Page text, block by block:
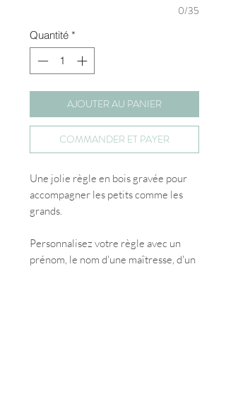
0/35
Quantité *
AJOUTER AU PANIER
COMMANDER ET PAYER
Une jolie règle en bois gravée pour
accompagner les petits comme les
grands.
Personnalisez votre règle avec un
prénom, le nom d'une maîtresse, d'un